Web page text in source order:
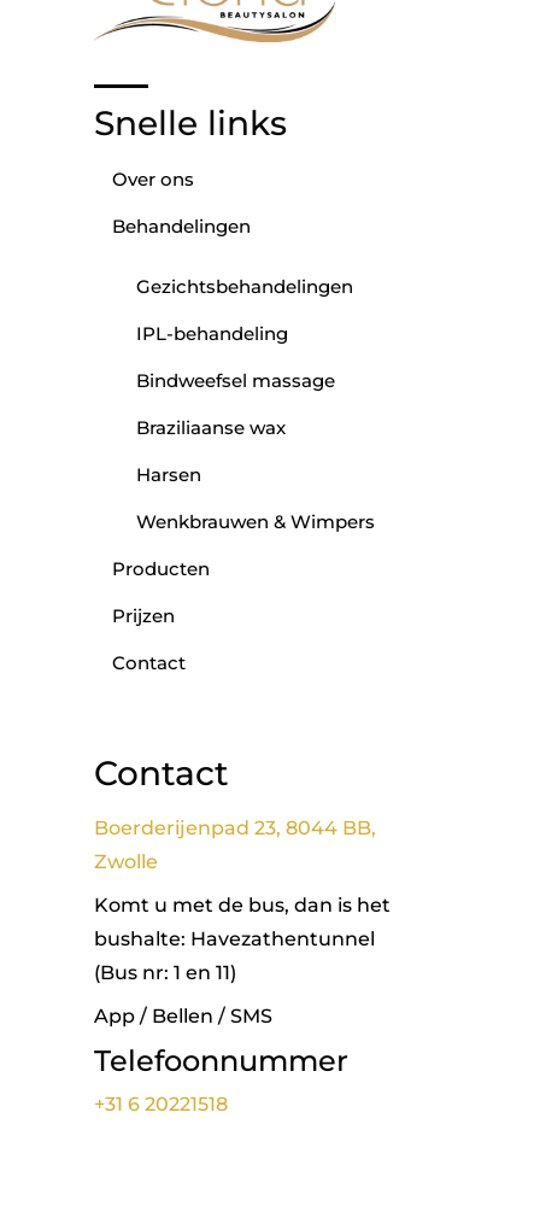
Snelle links
Over ons
Behandelingen
Gezichtsbehandelingen
IPL-behandeling
Bindweefsel massage
Braziliaanse wax
Harsen
Wenkbrauwen & Wimpers
Producten
Prijzen
Contact
Contact
Boerderijenpad 23, 8044 BB,
Zwolle
Komt u met de bus, dan is het
bushalte: Havezathentunnel
(Bus nr: 1 en 11)
App / Bellen / SMS
Telefoonnummer
+31 6 20221518